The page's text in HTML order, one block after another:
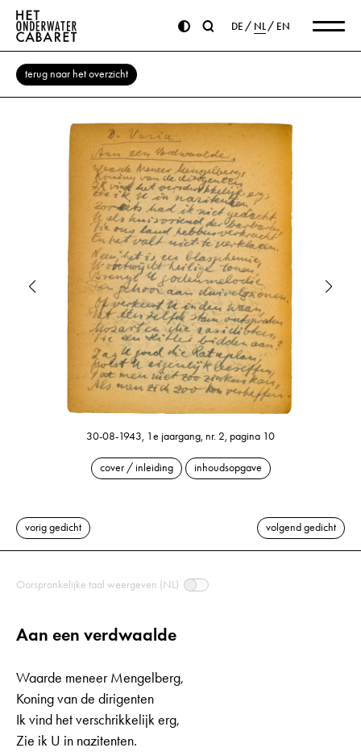
DE NL EN
terug naar het overzicht
30-08-1943, 1e jaargang, nr. 2, pagina 10
cover / inleiding inhoudsopgave
vorig gedicht volgend gedicht
Oorspronkelijke taal weergeven (NL)
Aan een verdwaalde
Waarde meneer Mengelberg,
Koning van de dirigenten
Ik vind het verschrikkelijk erg,
Zie ik U in nazitenten.